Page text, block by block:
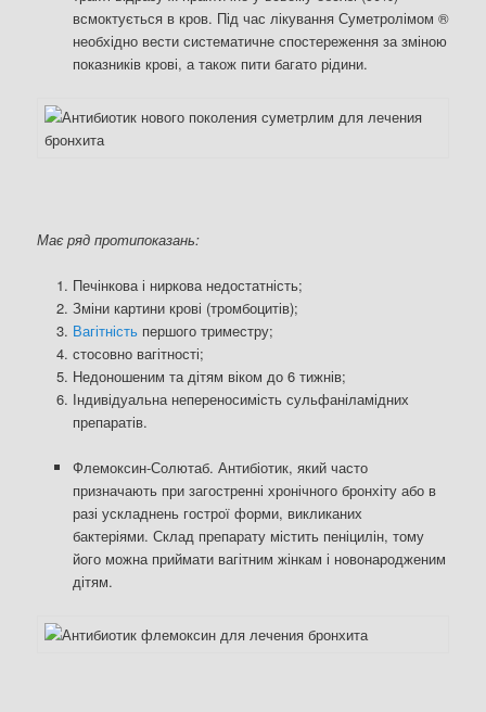
всмоктується в кров. Під час лікування Суметролімом ®
необхідно вести систематичне спостереження за зміною
показників крові, а також пити багато рідини.
Має ряд протипоказань:
Печінкова і ниркова недостатність;
Зміни картини крові (тромбоцитів);
Вагітність першого триместру;
стосовно вагітності;
Недоношеним та дітям віком до 6 тижнів;
Індивідуальна непереносимість сульфаніламідних
препаратів.
Флемоксин-Солютаб. Антибіотик, який часто
призначають при загостренні хронічного бронхіту або в
разі ускладнень гострої форми, викликаних
бактеріями. Склад препарату містить пеніцилін, тому
його можна приймати вагітним жінкам і новонародженим
дітям.